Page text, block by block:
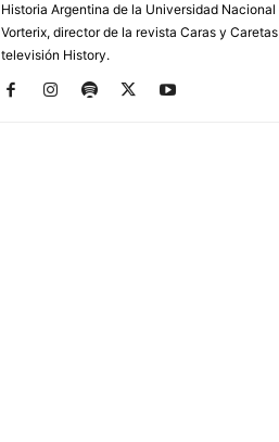
Historia Argentina de la Universidad
Vorterix, director de la revista Caras y
televisión History.